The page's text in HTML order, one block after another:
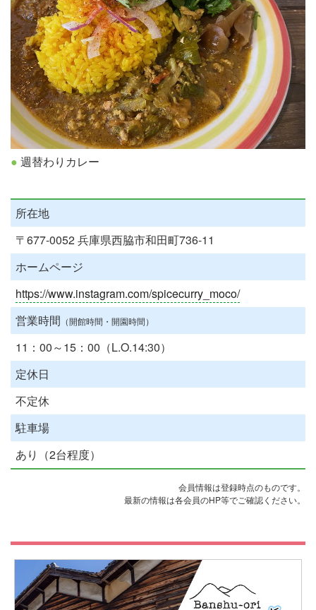
週替わりカレー
所在地
〒677-0052 兵庫県西脇市和田町736-11
ホームページ
https://www.instagram.com/spicecurry_moco/
営業時間 （開館時間・開園時間）
11：00～15：00（L.O.14:30）
定休日
不定休
駐車場
あり（2台程度）
会員情報は登録時点のものです。
最新の情報は各会員のHP等でご確認ください。